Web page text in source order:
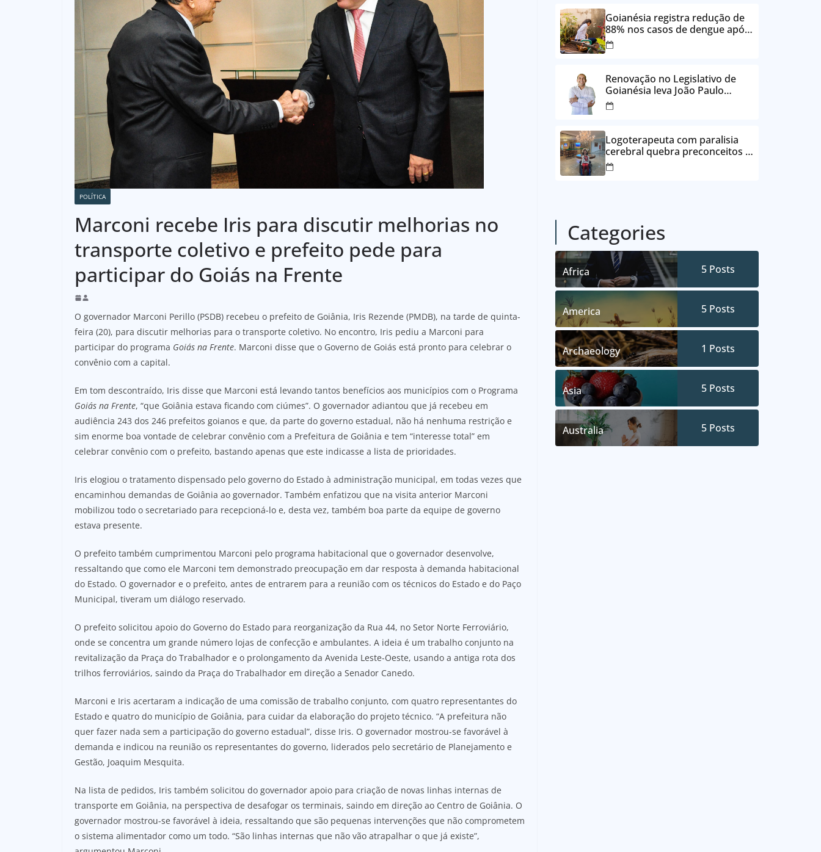
POLÍTICA
Marconi recebe Iris para discutir melhorias no
transporte coletivo e prefeito pede para
participar do Goiás na Frente
O governador Marconi Perillo (PSDB) recebeu o prefeito de Goiânia, Iris Rezende (PMDB), na tarde de quinta-
feira (20), para discutir melhorias para o transporte coletivo. No encontro, Iris pediu a Marconi para
participar do programa Goiás na Frente. Marconi disse que o Governo de Goiás está pronto para celebrar o
convênio com a capital.
Em tom descontraído, Iris disse que Marconi está levando tantos benefícios aos municípios com o Programa
Goiás na Frente, “que Goiânia estava ficando com ciúmes”. O governador adiantou que já recebeu em
audiência 243 dos 246 prefeitos goianos e que, da parte do governo estadual, não há nenhuma restrição e
sim enorme boa vontade de celebrar convênio com a Prefeitura de Goiânia e tem “interesse total” em
celebrar convênio com o prefeito, bastando apenas que este indicasse a lista de prioridades.
Iris elogiou o tratamento dispensado pelo governo do Estado à administração municipal, em todas vezes que
encaminhou demandas de Goiânia ao governador. Também enfatizou que na visita anterior Marconi
mobilizou todo o secretariado para recepcioná-lo e, desta vez, também boa parte da equipe de governo
estava presente.
O prefeito também cumprimentou Marconi pelo programa habitacional que o governador desenvolve,
ressaltando que como ele Marconi tem demonstrado preocupação em dar resposta à demanda habitacional
do Estado. O governador e o prefeito, antes de entrarem para a reunião com os técnicos do Estado e do Paço
Municipal, tiveram um diálogo reservado.
O prefeito solicitou apoio do Governo do Estado para reorganização da Rua 44, no Setor Norte Ferroviário,
onde se concentra um grande número lojas de confecção e ambulantes. A ideia é um trabalho conjunto na
revitalização da Praça do Trabalhador e o prolongamento da Avenida Leste-Oeste, usando a antiga rota dos
trilhos ferroviários, saindo da Praça do Trabalhador em direção a Senador Canedo.
Marconi e Iris acertaram a indicação de uma comissão de trabalho conjunto, com quatro representantes do
Estado e quatro do município de Goiânia, para cuidar da elaboração do projeto técnico. “A prefeitura não
quer fazer nada sem a participação do governo estadual”, disse Iris. O governador mostrou-se favorável à
demanda e indicou na reunião os representantes do governo, liderados pelo secretário de Planejamento e
Gestão, Joaquim Mesquita.
Na lista de pedidos, Iris também solicitou do governador apoio para criação de novas linhas internas de
transporte em Goiânia, na perspectiva de desafogar os terminais, saindo em direção ao Centro de Goiânia. O
governador mostrou-se favorável à ideia, ressaltando que são pequenas intervenções que não comprometem
o sistema alimentador como um todo. “São linhas internas que não vão atrapalhar o que já existe”,
Goianésia registra redução de
88% nos casos de dengue após
ações de prevenção da
Prefeitura
Renovação no Legislativo de
Goianésia leva João Paulo
Batista à Câmara Municipal
Logoterapeuta com paralisia
cerebral quebra preconceitos e
ajuda pacientes a reencontrar
propósito em Goianésia
Categories
Africa 5 Posts
America 5 Posts
Archaeology 1 Posts
Asia 5 Posts
Australia 5 Posts